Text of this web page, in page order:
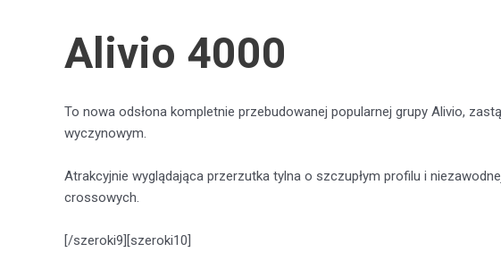
Alivio 4000
To nowa odsłona kompletnie przebudowanej popularnej grupy Alivio,
wyczynowym.
Atrakcyjnie wyglądająca przerzutka tylna o szczupłym profilu i
crossowych.
[/szeroki9][szeroki10]